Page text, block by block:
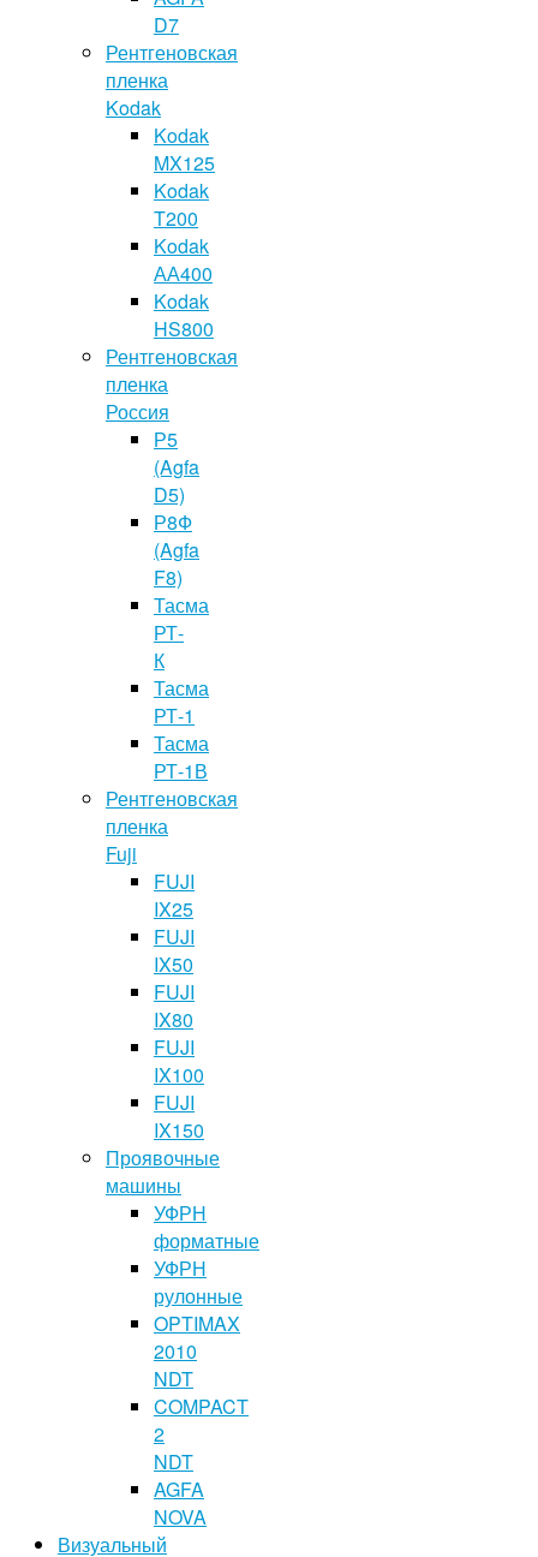
D7
Рентгеновская
пленка
Kodak
Kodak
MX125
Kodak
T200
Kodak
АА400
Kodak
HS800
Рентгеновская
пленка
Россия
Р5
(Agfa
D5)
Р8Ф
(Agfa
F8)
Тасма
РТ-
К
Тасма
РТ-1
Тасма
РТ-1В
Рентгеновская
пленка
Fuji
FUJI
IX25
FUJI
IX50
FUJI
IX80
FUJI
IX100
FUJI
IX150
Проявочные
машины
УФРН
форматные
УФРН
рулонные
OPTIMAX
2010
NDT
COMPACT
2
NDT
AGFA
NOVA
Визуальный